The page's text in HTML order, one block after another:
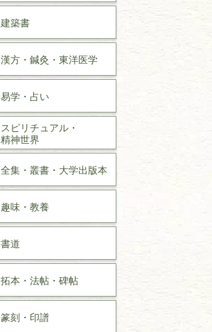
建築書
漢方・ 鍼灸・ 東洋医学
易学・ 占い
スピリチュアル・
精神世界
全集・ 叢書・ 大学出版本
趣味・ 教養
書道
拓本・法帖・ 碑帖
篆刻・印譜